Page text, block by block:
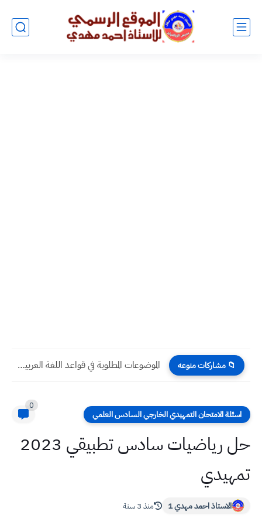
📁 مشاركات منوعه تحديث جوي الساعات القادمة الأمطار الغزيرة ستتوسع مع بعض العواصف...
اسئلة الامتحان التمهيدي الخارجي السادس العلمي
0
حل رياضيات سادس تطبيقي 2023
تمهيدي
الاستاذ احمد مهدي 1 منذ 3 سنة